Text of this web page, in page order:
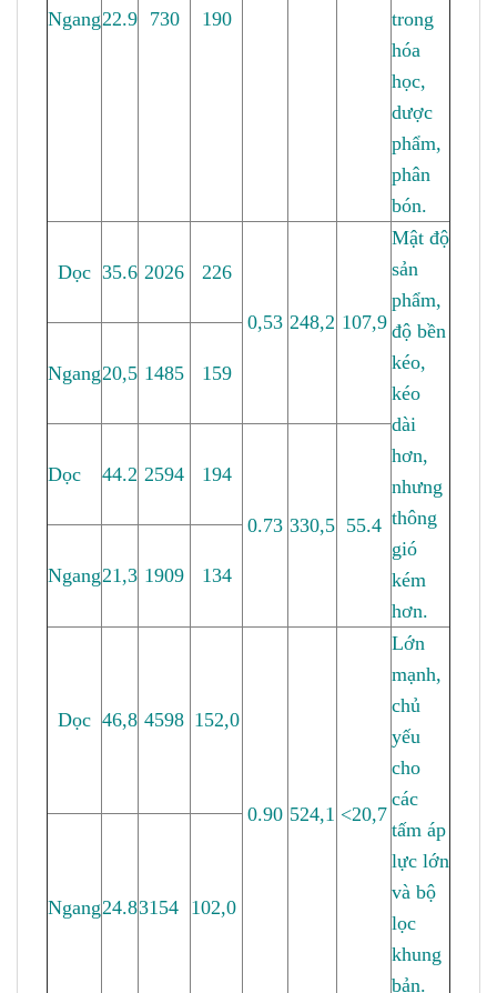
trong
hóa
học,
dược
phẩm,
phân
bón.
Ngang22.9 730 190
Dọc 35.6 2026 226
0,53 248,2 107,9
Mật độ
sản
phẩm,
độ bền
kéo,
kéo
dài
hơn,
nhưng
thông
gió
kém
hơn.
Ngang20,5 1485 159
Dọc 44.2 2594 194
0.73 330,5 55.4
Ngang21,3 1909 134
Dọc 46,8 4598 152,0
0.90 524,1 <20,7
Lớn
mạnh,
chủ
yếu
cho
các
tấm áp
lực lớn
và bộ
lọc
khung
bản.
Ngang24.83154 102,0